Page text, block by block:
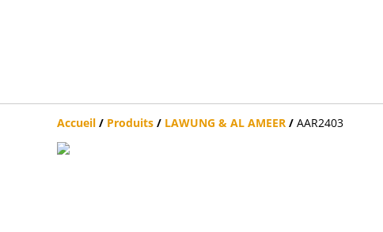
Accueil / Produits / LAWUNG & AL AMEER / AAR2403